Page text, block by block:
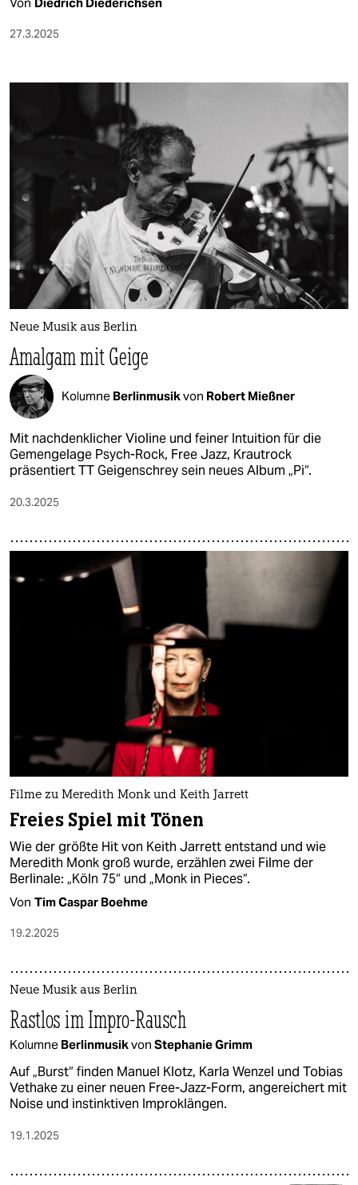
27.3.2025
Neue Musik aus Berlin
Amalgam mit Geige
Kolumne Berlinmusikvon Robert Mießner
Mit nachdenklicher Violine und feiner Intuition für die
Gemengelage Psych-Rock, Free Jazz, Krautrock
präsentiert TT Geigenschrey sein neues Album „Pi“.
20.3.2025
Filme zu Meredith Monk und Keith Jarrett
Freies Spiel mit Tönen
Wie der größte Hit von Keith Jarrett entstand und wie
Meredith Monk groß wurde, erzählen zwei Filme der
Berlinale: „Köln 75“ und „Monk in Pieces“.
Von Tim Caspar Boehme
19.2.2025
Neue Musik aus Berlin
Rastlos im Impro-Rausch
Kolumne Berlinmusikvon Stephanie Grimm
Auf „Burst“ finden Manuel Klotz, Karla Wenzel und Tobias
Vethake zu einer neuen Free-Jazz-Form, angereichert mit
Noise und instinktiven Improklängen.
19.1.2025